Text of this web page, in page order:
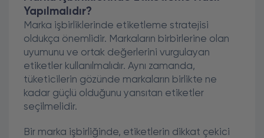
Yapılmalıdır?
Marka işbirliklerinde etiketleme stratejisi
oldukça önemlidir. Markaların birbirlerine olan
uyumunu ve ortak değerlerini vurgulayan
etiketler kullanılmalıdır. Aynı zamanda,
tüketicilerin gözünde markaların birlikte ne
kadar güçlü olduğunu yansıtan etiketler
seçilmelidir.
Bir marka işbirliğinde, etiketlerin dikkat çekici